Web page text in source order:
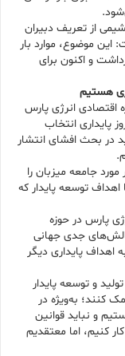
از تعریف دبیران
موضوع، موارد بار
و اکنون برای
هستیم
اقتصادی انرژی پارس
پایداری انتخاب
در بحث افشای انتشار
جامعه میزبان را
توسعه پایدار که
پارس در حوزه
جدی جهانی
پایداری دیگر
و توسعه پایدار
کنند؛ به‌ویژه در
و نباید قوانین
کنیم، اما معتقدیم